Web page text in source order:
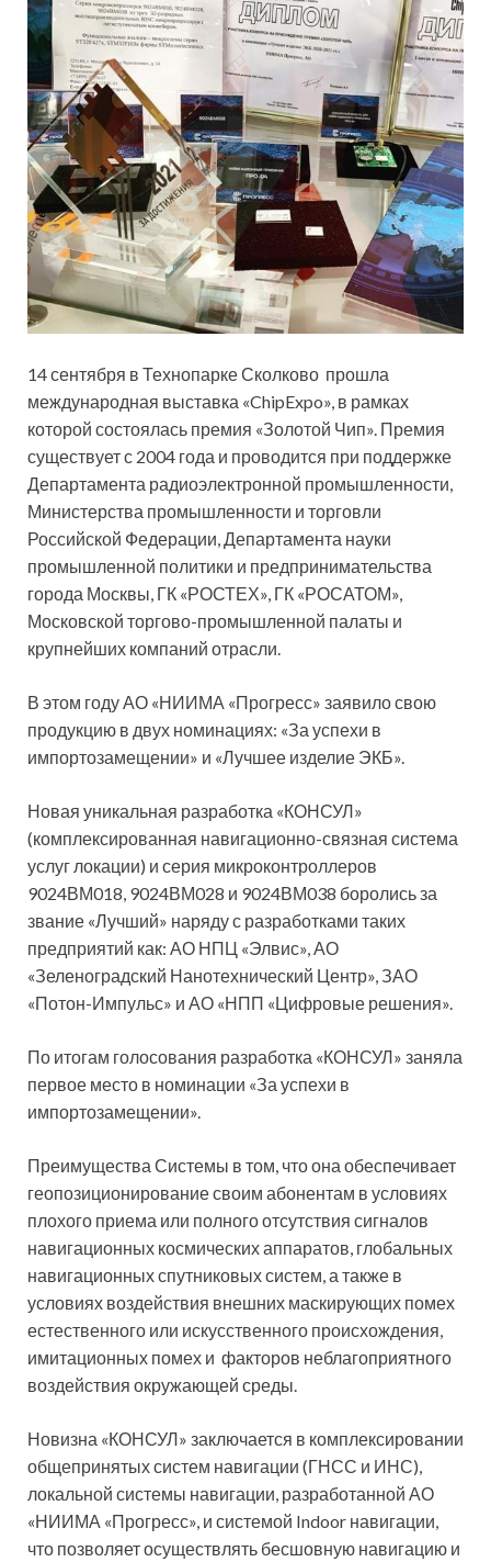
14 сентября в Технопарке Сколково прошла
международная выставка «ChipExpo», в рамках
которой состоялась премия «Золотой Чип». Премия
существует с 2004 года и проводится при поддержке
Департамента радиоэлектронной промышленности,
Министерства промышленности и торговли
Российской Федерации, Департамента науки
промышленной политики и предпринимательства
города Москвы, ГК «РОСТЕХ», ГК «РОСАТОМ»,
Московской торгово-промышленной палаты и
крупнейших компаний отрасли.
В этом году АО «НИИМА «Прогресс» заявило свою
продукцию в двух номинациях: «За успехи в
импортозамещении» и «Лучшее изделие ЭКБ».
Новая уникальная разработка «КОНСУЛ»
(комплексированная навигационно-связная система
услуг локации) и серия микроконтроллеров
9024ВМ018, 9024ВМ028 и 9024ВМ038 боролись за
звание «Лучший» наряду с разработками таких
предприятий как: АО НПЦ «Элвис», АО
«Зеленоградский Нанотехнический Центр», ЗАО
«Потон-Импульс» и АО «НПП «Цифровые решения».
По итогам голосования разработка «КОНСУЛ» заняла
первое место в номинации «За успехи в
импортозамещении».
Преимущества Системы в том, что она обеспечивает
геопозиционирование своим абонентам в условиях
плохого приема или полного отсутствия сигналов
навигационных космических аппаратов, глобальных
навигационных спутниковых систем, а также в
условиях воздействия внешних маскирующих помех
естественного или искусственного происхождения,
имитационных помех и факторов неблагоприятного
воздействия окружающей среды.
Новизна «КОНСУЛ» заключается в комплексировании
общепринятых систем навигации (ГНСС и ИНС),
локальной системы навигации, разработанной АО
«НИИМА «Прогресс», и системой Indoor навигации,
что позволяет осуществлять бесшовную навигацию и